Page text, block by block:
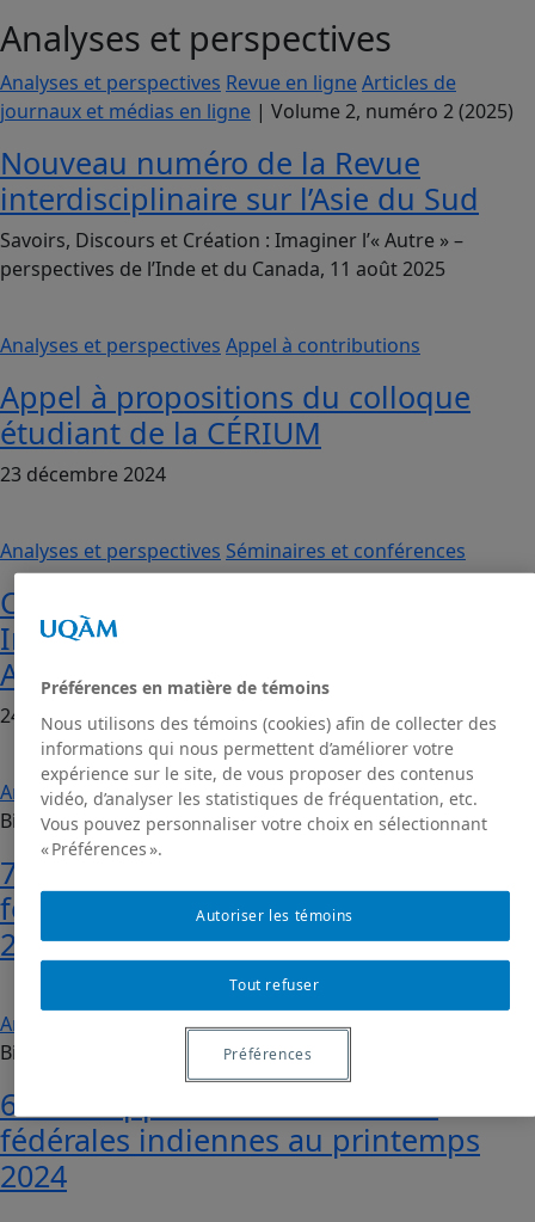
Analyses et perspectives
Analyses et perspectives Revue en ligneArticles de
journaux et médias en ligne | Volume 2, numéro 2 (2025)
Nouveau numéro de la Revue
interdisciplinaire sur l’Asie du Sud
Savoirs, Discours et Création : Imaginer l’« Autre » –
perspectives de l’Inde et du Canada, 11 août 2025
Analyses et perspectives Appel à contributions
Appel à propositions du colloque
étudiant de la CÉRIUM
23 décembre 2024
Analyses et perspectives Séminaires et conférences
Canada-India Partnership in the
Indo-Pacific: Reflections on The Road
Ahead
24 octobre 2024
Analyses et perspectives Revue en ligne| par Martin
Biguet
7ème Rapport sur les élections
fédérales indiennes au printemps
2024
Analyses et perspectivesRevue en ligne
Biguet
6ème Rapport sur les élections
fédérales indiennes au printemps
2024
Préférences en matière de témoins
Nous utilisons des témoins (cookies) afin de collecter des
informations qui nous permettent d’améliorer votre
expérience sur le site, de vous proposer des contenus
vidéo, d’analyser les statistiques de fréquentation, etc.
Vous pouvez personnaliser votre choix en sélectionnant
« Préférences ».
Tout refuser
Autoriser les témoins
Préférences